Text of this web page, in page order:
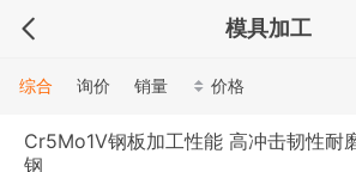
模具加工
综合 询价 销量 价格
Cr5Mo1V钢板加工性能 高冲击韧性耐
钢